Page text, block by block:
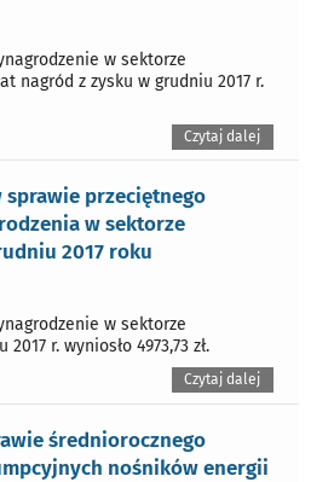
w sektorze
nagród z zysku w grudniu 2017 r.
Czytaj dalej
sprawie przeciętnego
w sektorze
2017 roku
w sektorze
r. wyniosło 4973,73 zł.
Czytaj dalej
średniorocznego
nośników energii